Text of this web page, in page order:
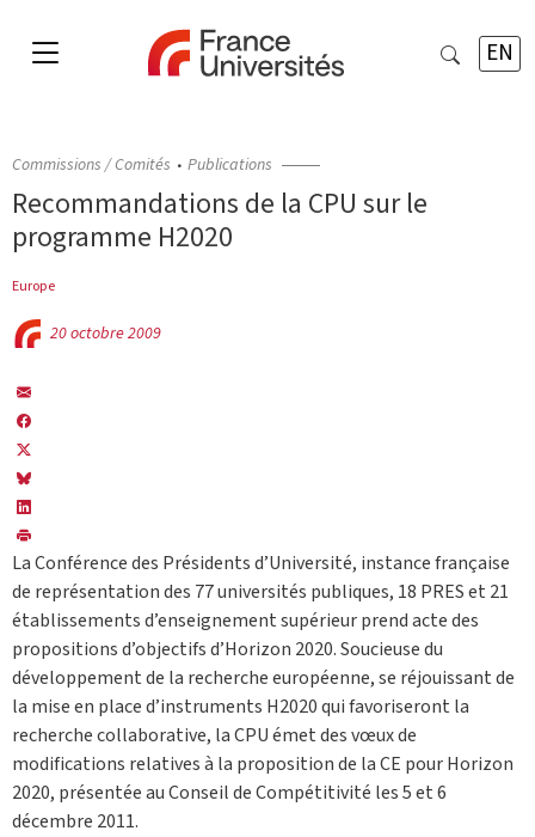
EN
Commissions / Comités Publications
Recommandations de la CPU sur le
programme H2020
Europe
20 octobre 2009
La Conférence des Présidents d’Université, instance française
de représentation des 77 universités publiques, 18 PRES et 21
établissements d’enseignement supérieur prend acte des
propositions d’objectifs d’Horizon 2020. Soucieuse du
développement de la recherche européenne, se réjouissant de
la mise en place d’instruments H2020 qui favoriseront la
recherche collaborative, la CPU émet des vœux de
modifications relatives à la proposition de la CE pour Horizon
2020, présentée au Conseil de Compétitivité les 5 et 6
décembre 2011.